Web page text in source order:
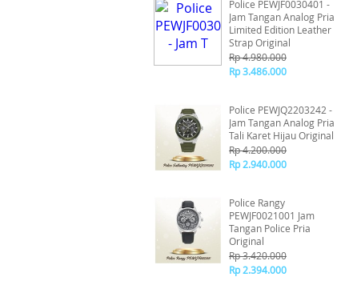
Police PEWJF0030401 -
Jam Tangan Analog Pria
Limited Edition Leather
Strap Original
Rp 4.980.000
Rp 3.486.000
Police PEWJQ2203242 -
Jam Tangan Analog Pria
Tali Karet Hijau Original
Rp 4.200.000
Rp 2.940.000
Police Rangy
PEWJF0021001 Jam
Tangan Police Pria
Original
Rp 3.420.000
Rp 2.394.000